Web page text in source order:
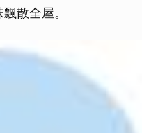
散全屋。